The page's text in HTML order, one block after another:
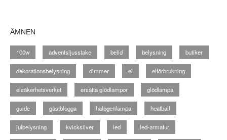
ÄMNEN
100w adventsljusstake belid belysning butiker
dekorationsbelysning dimmer el elförbrukning
elsäkerhetsverket ersätta glödlampor glödlampa
guide gästblogga halogenlampa heatball
julbelysning kvicksilver led led-armatur